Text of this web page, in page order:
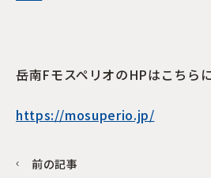
岳南FモスペリオのHPはこちらに
https://mosuperio.jp/
前の記事